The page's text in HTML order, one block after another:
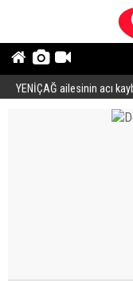
YENİÇAĞ ailesinin acı